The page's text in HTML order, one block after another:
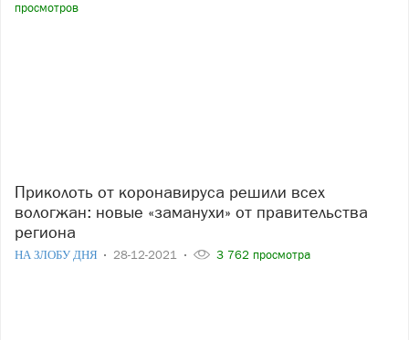
просмотров
Приколоть от коронавируса решили всех
вологжан: новые «заманухи» от правительства
региона
НА ЗЛОБУ ДНЯ 28-12-2021 3 762 просмотра